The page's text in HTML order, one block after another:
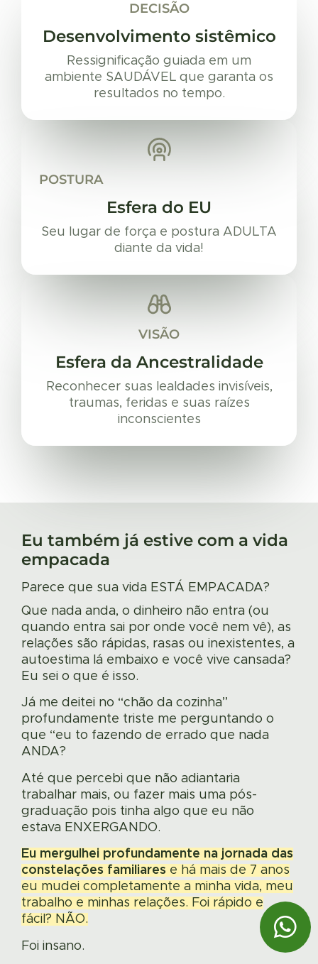
DECISÃO
Desenvolvimento sistêmico
Ressignificação guiada em um
ambiente SAUDÁVEL que garanta os
resultados no tempo.
POSTURA
Esfera do EU
Seu lugar de força e postura ADULTA
diante da vida!
VISÃO
Esfera da Ancestralidade
Reconhecer suas lealdades invisíveis,
traumas, feridas e suas raízes
inconscientes
Eu também já estive com a vida
empacada
Parece que sua vida ESTÁ EMPACADA?
Que nada anda, o dinheiro não entra (ou
quando entra sai por onde você nem vê), as
relações são rápidas, rasas ou inexistentes, a
autoestima lá embaixo e você vive cansada?
Eu sei o que é isso.
Já me deitei no “chão da cozinha”
profundamente triste me perguntando o
que “eu to fazendo de errado que nada
ANDA?
Até que percebi que não adiantaria
trabalhar mais, ou fazer mais uma pós-
graduação pois tinha algo que eu não
estava ENXERGANDO.
Eu mergulhei profundamente na jornada das
constelações familiares e há mais de 7 anos
eu mudei completamente a minha vida, meu
trabalho e minhas relações. Foi rápido e
fácil? NÃO.
Foi insano.